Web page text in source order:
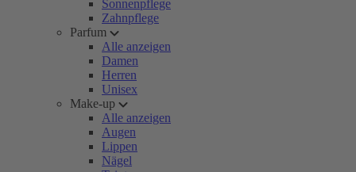
Sonnenpflege
Zahnpflege
Parfum
Alle anzeigen
Damen
Herren
Unisex
Make-up
Alle anzeigen
Augen
Lippen
Nägel